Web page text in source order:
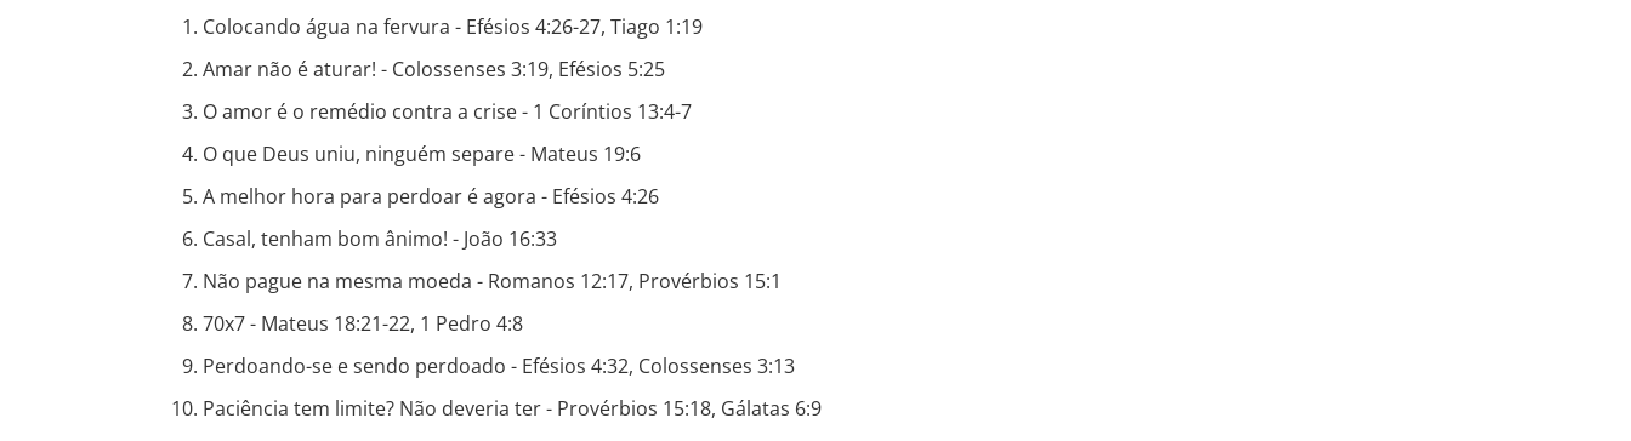
Colocando água na fervura - Efésios 4:26-27, Tiago 1:19
Amar não é aturar! - Colossenses 3:19, Efésios 5:25
O amor é o remédio contra a crise - 1 Coríntios 13:4-7
O que Deus uniu, ninguém separe - Mateus 19:6
A melhor hora para perdoar é agora - Efésios 4:26
Casal, tenham bom ânimo! - João 16:33
Não pague na mesma moeda - Romanos 12:17, Provérbios 15:1
70x7 - Mateus 18:21-22, 1 Pedro 4:8
Perdoando-se e sendo perdoado - Efésios 4:32, Colossenses 3:13
Paciência tem limite? Não deveria ter - Provérbios 15:18, Gálatas 6:9